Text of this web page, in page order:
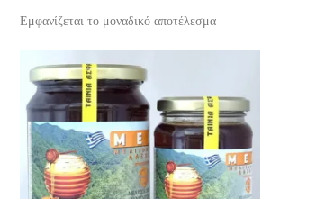
Εμφανίζεται το μοναδικό αποτέλεσμα